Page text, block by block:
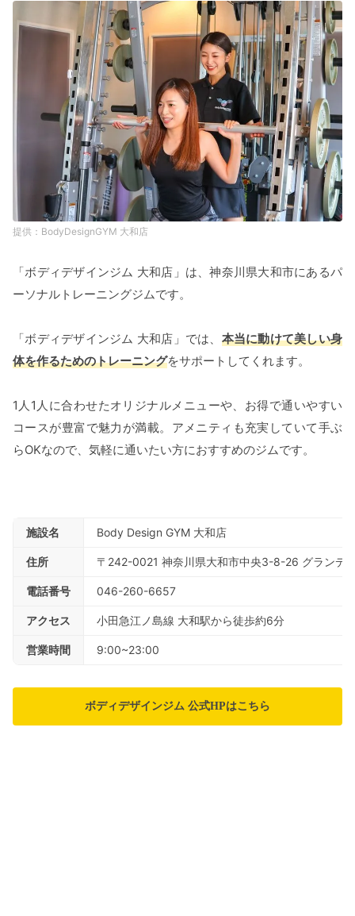
BodyDesignGYM 大和店
「ボディデザインジム 大和店」は、神奈川県大和市にあるパ
ーソナルトレーニングジムです。
「ボディデザインジム 大和店」では、 本当に動けて美しい身
体を作るためのトレーニングをサポートしてくれます。
1人1人に合わせたオリジナルメニューや、お得で通いやすい
コースが豊富で魅力が満載。アメニティも充実していて手ぶ
らOKなので、気軽に通いたい方におすすめのジムです。
施設名 Body Design GYM 大和店
住所 〒242-0021 神奈川県大和市中央3-8-26 グランデ
電話番号 046-260-6657
アクセス 小田急江ノ島線 大和駅から徒歩約6分
営業時間 9:00~23:00
ボディデザインジム 公式HPはこちら